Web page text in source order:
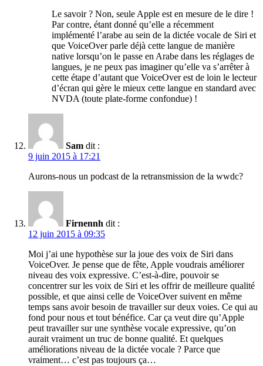
Le savoir ? Non, seule Apple est en mesure de le dire !
Par contre, étant donné qu’elle a récemment
implémenté l’arabe au sein de la dictée vocale de Siri et
que VoiceOver parle déjà cette langue de manière
native lorsqu’on le passe en Arabe dans les réglages de
langues, je ne peux pas imaginer qu’elle va s’arrêter à
cette étape d’autant que VoiceOver est de loin le lecteur
d’écran qui gère le mieux cette langue en standard avec
NVDA (toute plate-forme confondue) !
Sam dit :
9 juin 2015 à 17:21
Aurons-nous un podcast de la retransmission de la wwdc?
Firnennh dit :
12 juin 2015 à 09:35
Moi j’ai une hypothèse sur la joue des voix de Siri dans
VoiceOver. Je pense que de fête, Apple voudrais améliorer
niveau des voix expressive. C’est-à-dire, pouvoir se
concentrer sur les voix de Siri et les offrir de meilleure qualité
possible, et que ainsi celle de VoiceOver suivent en même
temps sans avoir besoin de travailler sur deux voies. Ce qui au
fond pour nous et tout bénéfice. Car ça veut dire qu’Apple
peut travailler sur une synthèse vocale expressive, qu’on
aurait vraiment un truc de bonne qualité. Et quelques
améliorations niveau de la dictée vocale ? Parce que
vraiment… c’est pas toujours ça…